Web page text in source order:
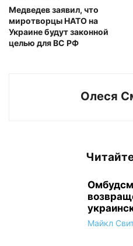
Медведев заявил, что
миротворцы НАТО на
Украине будут законной
целью для ВС РФ
Олеся
Майкл